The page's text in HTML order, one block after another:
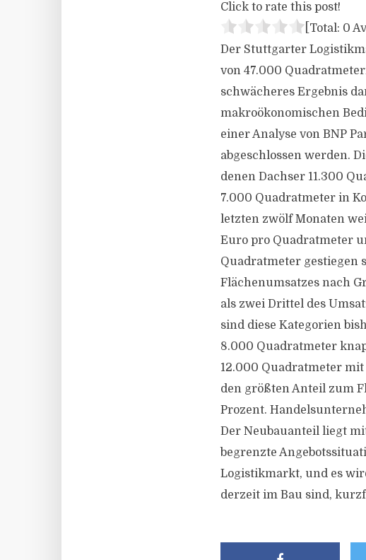
Click to rate this post!
[Total: 0
Der Stuttgarter
von 47.000
schwächeres Ergebnis
makroökonomischen
einer Analyse von BNP
abgeschlossen werden.
denen Dachser 11.300
7.000 Quadratmeter in
letzten zwölf Monaten
Euro pro Quadratmeter
Quadratmeter gestiegen
Flächenumsatzes nach
als zwei Drittel des
sind diese Kategorien
8.000 Quadratmeter
12.000 Quadratmeter
den größten Anteil zum
Prozent.
Der Neubauanteil liegt
begrenzte
Logistikmarkt, und es
derzeit im Bau sind,